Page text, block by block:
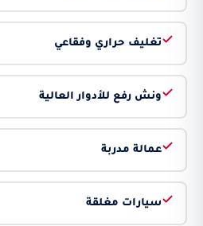
تغليف حراري وفقاعي
ونش رفع للأدوار العالية
عمالة مدربة
سيارات مغلقة